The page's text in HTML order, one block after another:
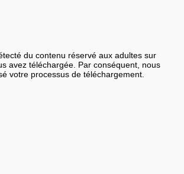
du contenu réservé aux adultes sur
avez téléchargée. Par conséquent, nous
votre processus de téléchargement.